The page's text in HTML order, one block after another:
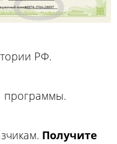
РФ.
программы.
Получите